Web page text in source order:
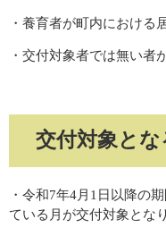
・養育者が町内における
・交付対象者では無い者
交付対象とな
・令和7年4月1日以降の
ている月が交付対象とな